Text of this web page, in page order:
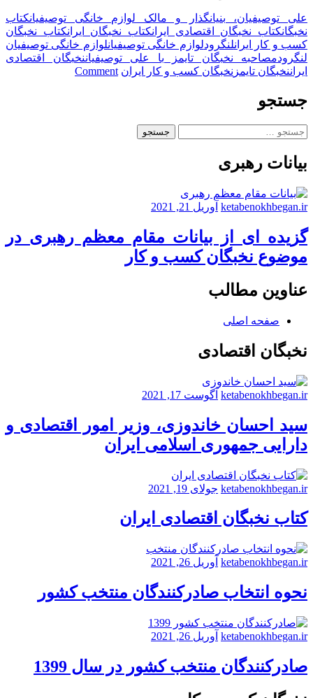
علی توصیفیان، بنیانگذار و مالک لوازم خانگی توصیفیانکتاب
نخبگانکتاب نخبگان اقتصادی ایرانکتاب نخبگان ایرانکتاب نخبگان
کسب و کار ایرانلنگرودلوازم خانگی توصیفیانلوازم خانگی توصیفیان
لنگرودمصاحبه نخبگان تایمز با علی توصیفیاننخبگان اقتصادی
ایراننخبگان تایمز نخبگان کسب و کار ایران Comment
on
جستجو
جستجو
بیانات رهبری
ketabenokhbegan.ir آوریل 21, 2021
گزیده ای از بیانات مقام معظم رهبری در
موضوع نخبگان کسب و کار
عناوین مطالب
صفحه اصلی
نخبگان اقتصادی
ketabenokhbegan.ir آگوست 17, 2021
سید احسان خاندوزی، وزیر امور اقتصادی و
دارایی جمهوری اسلامی ایران
ketabenokhbegan.ir جولای 19, 2021
کتاب نخبگان اقتصادی ایران
ketabenokhbegan.ir آوریل 26, 2021
نحوه انتخاب صادرکنندگان منتخب کشور
ketabenokhbegan.ir آوریل 26, 2021
صادرکنندگان منتخب کشور در سال 1399